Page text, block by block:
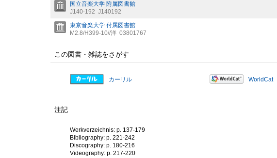
国立音楽大学 附属図書館
J140-192 J140192
東京音楽大学 付属図書館
M2.8/H399-10//洋 03801767
この図書・雑誌をさがす
カーリル WorldCat
注記
Werkverzeichnis: p. 137-179
Bibliography: p. 221-242
Discography: p. 180-216
Videography: p. 217-220